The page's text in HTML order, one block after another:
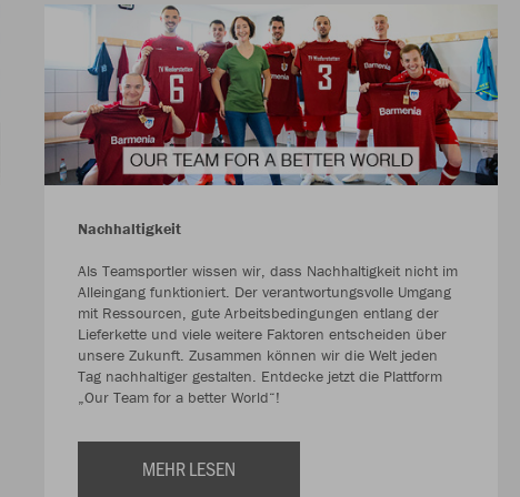
Nachhaltigkeit
Als Teamsportler wissen wir, dass Nachhaltigkeit nicht im
Alleingang funktioniert. Der verantwortungsvolle Umgang
mit Ressourcen, gute Arbeitsbedingungen entlang der
Lieferkette und viele weitere Faktoren entscheiden über
unsere Zukunft. Zusammen können wir die Welt jeden
Tag nachhaltiger gestalten. Entdecke jetzt die Plattform
„Our Team for a better World“!
MEHR LESEN